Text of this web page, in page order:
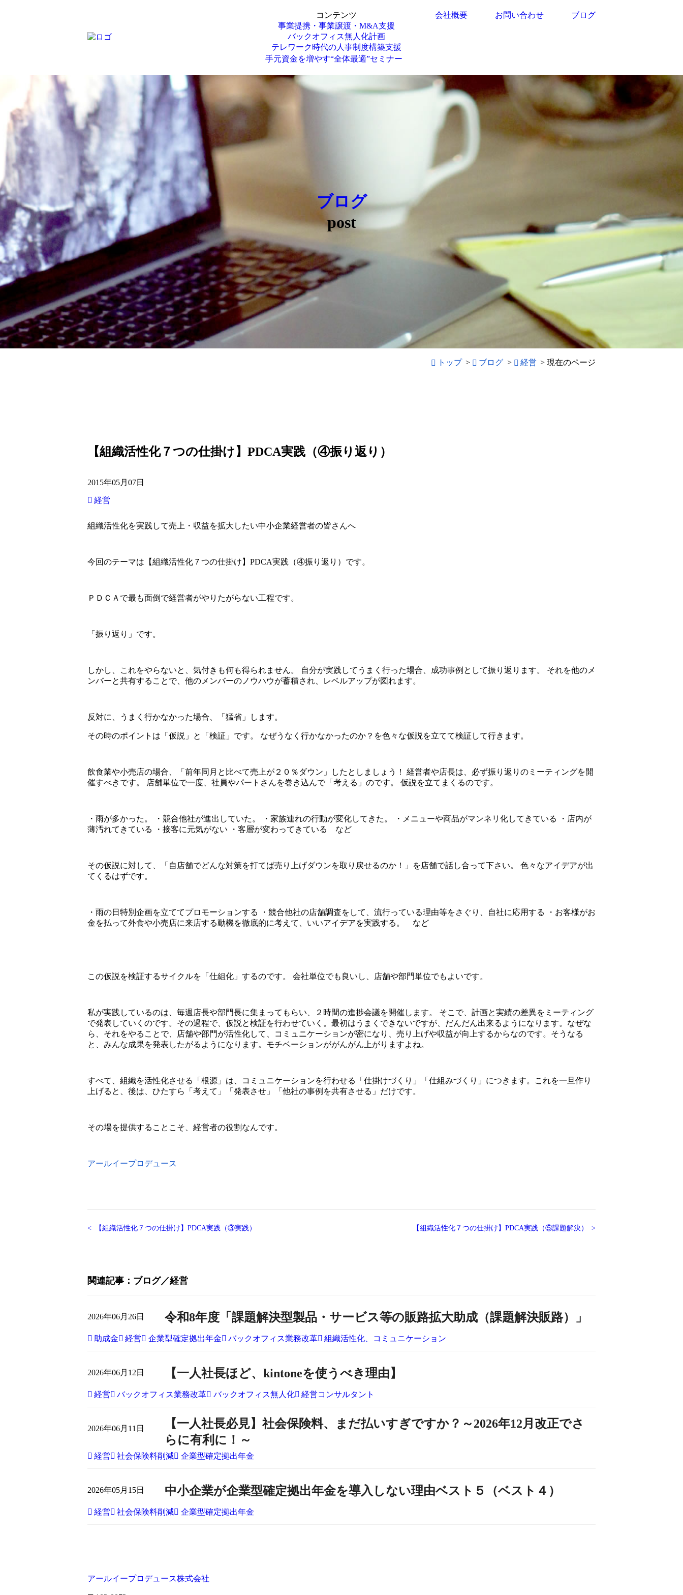
コンテンツ
事業提携・事業譲渡・M&A支援
バックオフィス無人化計画
テレワーク時代の人事制度構築支援
手元資金を増やす“全体最適”セミナー
会社概要 お問い合わせ ブログ
ブログ
post
トップ > ブログ > 経営 > 現在のページ
【組織活性化７つの仕掛け】PDCA実践（④振り返り）
2015年05月07日
経営
組織活性化を実践して売上・収益を拡大したい中小企業経営者の皆さんへ
今回のテーマは【組織活性化７つの仕掛け】PDCA実践（④振り返り）です。
ＰＤＣＡで最も面倒で経営者がやりたがらない工程です。
「振り返り」です。
しかし、これをやらないと、気付きも何も得られません。 自分が実践してうまく行った場合、成功事例として振り返ります。 それを他のメ
ンバーと共有することで、他のメンバーのノウハウが蓄積され、レベルアップが図れます。
反対に、うまく行かなかった場合、「猛省」します。
その時のポイントは「仮説」と「検証」です。 なぜうなく行かなかったのか？を色々な仮説を立てて検証して行きます。
飲食業や小売店の場合、「前年同月と比べて売上が２０％ダウン」したとしましょう！ 経営者や店長は、必ず振り返りのミーティングを開
催すべきです。 店舗単位で一度、社員やパートさんを巻き込んで「考える」のです。 仮説を立てまくるのです。
・雨が多かった。 ・競合他社が進出していた。 ・家族連れの行動が変化してきた。 ・メニューや商品がマンネリ化してきている ・店内が
薄汚れてきている ・接客に元気がない ・客層が変わってきている など
その仮説に対して、「自店舗でどんな対策を打てば売り上げダウンを取り戻せるのか！」を店舗で話し合って下さい。 色々なアイデアが出
てくるはずです。
・雨の日特別企画を立ててプロモーションする ・競合他社の店舗調査をして、流行っている理由等をさぐり、自社に応用する ・お客様がお
金を払って外食や小売店に来店する動機を徹底的に考えて、いいアイデアを実践する。 など
この仮説を検証するサイクルを「仕組化」するのです。 会社単位でも良いし、店舗や部門単位でもよいです。
私が実践しているのは、毎週店長や部門長に集まってもらい、２時間の進捗会議を開催します。 そこで、計画と実績の差異をミーティング
で発表していくのです。その過程で、仮説と検証を行わせていく。最初はうまくできないですが、だんだん出来るようになります。なぜな
ら、それをやることで、店舗や部門が活性化して、コミュニケーションが密になり、売り上げや収益が向上するからなのです。そうなる
と、みんな成果を発表したがるようになります。モチベーションががんがん上がりますよね。
すべて、組織を活性化させる「根源」は、コミュニケーションを行わせる「仕掛けづくり」「仕組みづくり」につきます。これを一旦作り
上げると、後は、ひたすら「考えて」「発表させ」「他社の事例を共有させる」だけです。
その場を提供することこそ、経営者の役割なんです。
アールイープロデュース
【組織活性化７つの仕掛け】PDCA実践（③実践） 【組織活性化７つの仕掛け】PDCA実践（⑤課題解決）
関連記事 ブログ 経営
2026年06月26日 令和8年度「課題解決型製品・サービス等の販路拡大助成（課題解決販路）」
助成金 経営 企業型確定拠出年金 バックオフィス業務改革 組織活性化、コミュニケーション
2026年06月12日 【一人社長ほど、kintoneを使うべき理由】
経営 バックオフィス業務改革 バックオフィス無人化 経営コンサルタント
2026年06月11日
【一人社長必見】社会保険料、まだ払いすぎですか？～2026年12月改正でさ
らに有利に！～
経営 社会保険料削減 企業型確定拠出年金
2026年05月15日 中小企業が企業型確定拠出年金を導入しない理由ベスト５（ベスト４）
経営 社会保険料削減 企業型確定拠出年金
アールイープロデュース株式会社